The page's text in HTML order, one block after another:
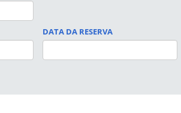
DATA DA RESERVA